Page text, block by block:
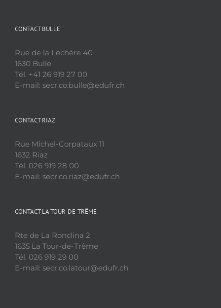
CONTACT BULLE
Rue de la Léchère 40
1630 Bulle
Tél. +41 26 919 27 00
E-mail: secr.co.bulle@edufr.ch
CONTACT RIAZ
Rue Michel-Corpataux 11
1632 Riaz
Tél. 026 919 28 00
E-mail: secr.co.riaz@edufr.ch
CONTACT LA TOUR-DE-TRÊME
Rte de La Ronclina 2
1635 La Tour-de-Trême
Tél. 026 919 29 00
E-mail: secr.co.latour@edufr.ch